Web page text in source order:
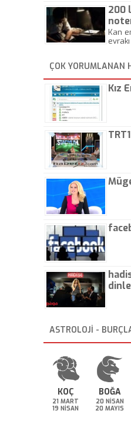
200
Kan
ÇOK YORUMLANAN
Kız
dinle
ASTROLOJİ -
KOÇ
21 MART
19 NİSAN
BOĞA
20 NİSAN
20 MAYIS